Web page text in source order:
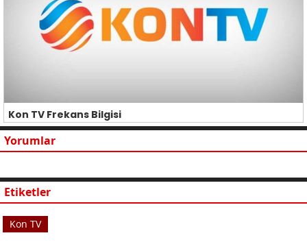
Kon TV Frekans Bilgisi
Yorumlar
Etiketler
Kon TV